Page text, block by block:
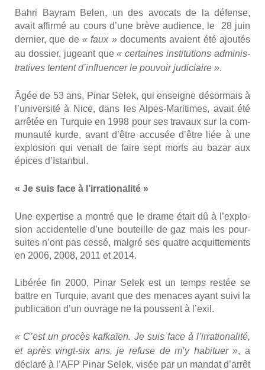
Bah­ri Bay­ram Belen, un des avo­cats de la défense,
avait affir­mé au cours d’une brève audience, le 28 juin
der­nier, que de « faux »docu­ments avaient été ajou­tés
au dos­sier, jugeant que« cer­taines ins­ti­tu­tions admi­nis­
tra­tives tentent d’in­fluen­cer le pou­voir judi­ciaire ».
Âgée de 53 ans, Pinar Selek, qui enseigne désor­mais à
l’u­ni­ver­si­té à Nice, dans les Alpes-Mari­times, avait été
arrê­tée en Tur­quie en 1998 pour ses tra­vaux sur la com­
mu­nau­té kurde, avant d’être accu­sée d’être liée à une
explo­sion qui venait de faire sept morts au bazar aux
épices d’Is­tan­bul.
« Je suis face à l’ir­ra­tio­na­li­té »
Une exper­tise a mon­tré que le drame était dû à l’ex­plo­
sion acci­den­telle d’une bou­teille de gaz mais les pour­
suites n’ont pas ces­sé, mal­gré ses quatre acquit­te­ments
en 2006, 2008, 2011 et 2014.
Libé­rée fin 2000, Pinar Selek est un temps res­tée se
battre en Tur­quie, avant que des menaces ayant sui­vi la
publi­ca­tion d’un ouvrage ne la poussent à l’exil.
« C’est un pro­cès kaf­kaïen. Je suis face à l’ir­ra­tio­na­li­té,
et après vingt-six ans, je refuse de m’y habi­tuer », a
décla­ré à l’AFP Pinar Selek, visée par un man­dat d’ar­rêt